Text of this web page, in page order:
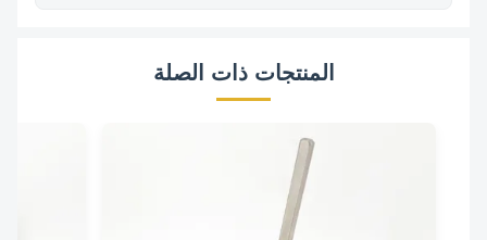
المنتجات ذات الصلة